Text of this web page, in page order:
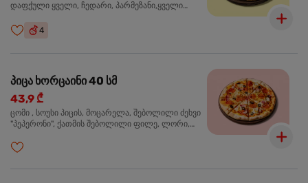
დაფქული ყველი, ჩედარი, პარმეზანი,ყველი
4
პიცა ხორცაინი 40 სმ
43,9 ₾
ცომი , სოუსი პიცის, მოცარელა, შებოლილი ძეხვი
"პეპერონი", ქათმის შებოლილი ფილე, ლორი,